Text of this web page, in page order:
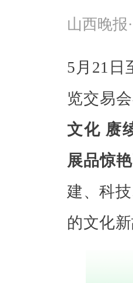
山西晚报
5月21日
览交易
文化 赓
展品惊
建、科
的文化新